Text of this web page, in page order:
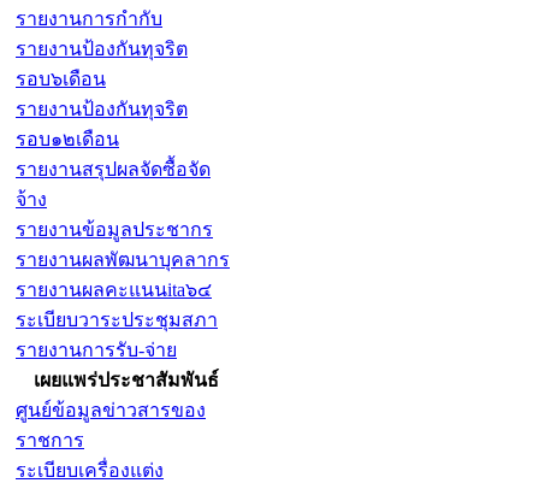
รายงานการกำกับ
รายงานป้องกันทุจริต
รอบ๖เดือน
รายงานป้องกันทุจริต
รอบ๑๒เดือน
รายงานสรุปผลจัดซื้อจัด
จ้าง
รายงานข้อมูลประชากร
รายงานผลพัฒนาบุคลากร
รายงานผลคะแนนita๖๔
ระเบียบวาระประชุมสภา
รายงานการรับ-จ่าย
เผยแพร่ประชาสัมพันธ์
ศูนย์ข้อมูลข่าวสารของ
ราชการ
ระเบียบเครื่องแต่ง